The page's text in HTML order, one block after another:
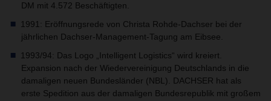
DM mit 4.572 Beschäftigten.
1991: Eröffnungsrede von Christa Rohde-Dachser bei der
jährlichen Dachser-Management-Tagung am Eibsee.
1993/94: Das Logo „Intelligent Logistics“ wird kreiert.
Expansion nach der Wiedervereinigung Deutschlands in die
damaligen neuen Bundesländer (NBL). DACHSER hat als
erste Spedition aus der damaligen Bundesrepublik mit großem